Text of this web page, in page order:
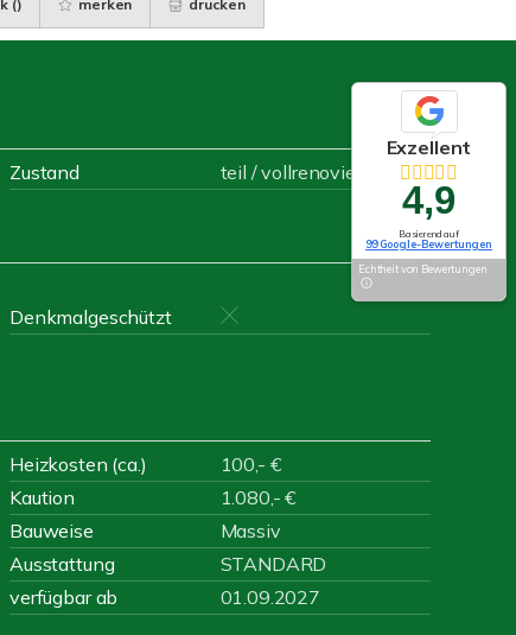
() merken drucken
Zustand teil / vollrenoviert
Denkmalgeschützt
Heizkosten (ca.)
100,- €
Kaution
1.080,- €
Bauweise
Massiv
Ausstattung
STANDARD
verfügbar ab
01.09.2027
Exzellent
4,9
Basierend auf
99 Google-Bewertungen
Echtheit von Bewertungen